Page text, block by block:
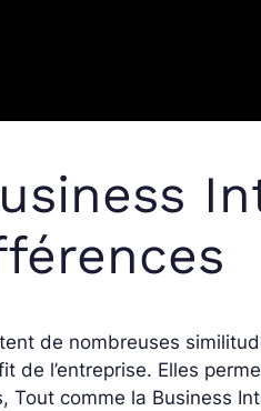
de nombreuses
de l’entreprise. Elles
comme la Business